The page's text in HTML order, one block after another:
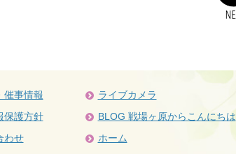
催事情報
保護方針
わせ
ライブカメラ
BLOG 戦場ヶ原からこんにちは
ホーム